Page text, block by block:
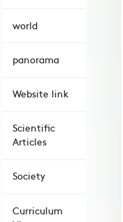
world
panorama
Website link
Scientific
Articles
Society
Curriculum